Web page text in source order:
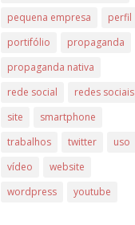
pequena empresa
perfil
portifólio
propaganda
propaganda nativa
rede social
redes sociais
site
smartphone
trabalhos
twitter
uso
vídeo
website
wordpress
youtube